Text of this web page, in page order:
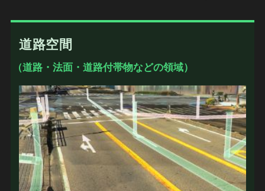
道路空間
（道路・法面・道路付帯物などの領域）